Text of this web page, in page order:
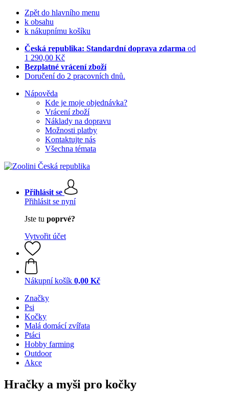
Zpět do hlavního menu
k obsahu
k nákupnímu košíku
Česká republika: Standardní doprava zdarma od
1 290,00 Kč
Bezplatné vrácení zboží
Doručení do 2 pracovních dnů.
Nápověda
Kde je moje objednávka?
Vrácení zboží
Náklady na dopravu
Možnosti platby
Kontaktujte nás
Všechna témata
Přihlásit se
Přihlásit se nyní
Jste tu poprvé?
Vytvořit účet
Nákupní košík 0,00 Kč
Značky
Psi
Kočky
Malá domácí zvířata
Ptáci
Hobby farming
Outdoor
Akce
Hračky a myši pro kočky